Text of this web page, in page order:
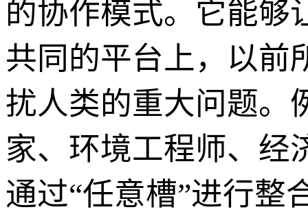
的协作模式。它能够
共同的平台上，以前
扰人类的重大问题。
家、环境工程师、经
通过“任意槽”进行整